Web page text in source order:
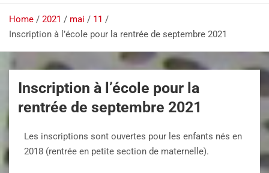
Home 2021 mai
11
Inscription à l’école pour la rentrée de septembre 2021
Inscription à l’école pour la
rentrée de septembre 2021
Les inscriptions sont ouvertes pour les enfants nés en
2018 (rentrée en petite section de maternelle).